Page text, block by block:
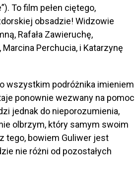
To film pełen ciętego,
obsadzie! Widzowie
Rafała Zawieruchę,
Perchucia, i Katarzynę
wszystkim podróżnika imieniem
ponownie wezwany na pomoc
jednak do nieporozumienia,
olbrzym, który samym swoim
tego, bowiem Guliwer jest
nie różni od pozostałych